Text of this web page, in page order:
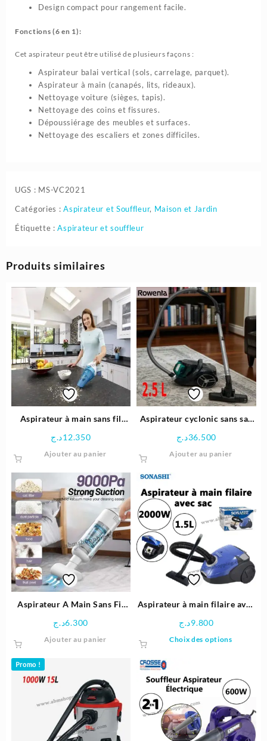
Design compact pour rangement facile.
Fonctions (6 en 1):
Cet aspirateur peut être utilisé de plusieurs façons :
Aspirateur balai vertical (sols, carrelage, parquet).
Aspirateur à main (canapés, lits, rideaux).
Nettoyage voiture (sièges, tapis).
Nettoyage des coins et fissures.
Dépoussiérage des meubles et surfaces.
Nettoyage des escaliers et zones difficiles.
UGS : MS-VC2021
Catégories :Aspirateur et Souffleur, Maison et Jardin
Étiquette :Aspirateur et souffleur
Produits similaires
Aspirateur à main sans fil
Black+Decker
12.350د.ج
Ajouter au panier
Aspirateur cyclonic sans sac
36.500د.ج
Ajouter au panier
Aspirateur A Main Sans Fil
USB C |LT-127v
6.300د.ج
Ajouter au panier
Aspirateur à main filaire avec
9.800د.ج
Choix des options
Les
options
être
Promo !